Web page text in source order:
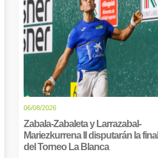
06/08/2026
Zabala-Zabaleta y Larrazabal-
Mariezkurrena II disputarán la final
del Torneo La Blanca